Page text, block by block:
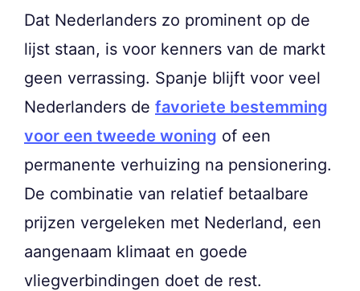
Dat Nederlanders zo prominent op de
lijst staan, is voor kenners van de markt
geen verrassing. Spanje blijft voor veel
Nederlanders de favoriete bestemming
voor een tweede woning of een
permanente verhuizing na pensionering.
De combinatie van relatief betaalbare
prijzen vergeleken met Nederland, een
aangenaam klimaat en goede
vliegverbindingen doet de rest.